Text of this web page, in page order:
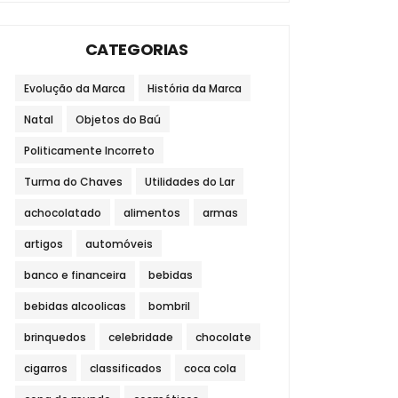
CATEGORIAS
Evolução da Marca História da Marca
Natal Objetos do Baú
Politicamente Incorreto
Turma do Chaves Utilidades do Lar
achocolatado alimentos armas
artigos automóveis
banco e financeira bebidas
bebidas alcoolicas bombril
brinquedos celebridade chocolate
cigarros classificados coca cola